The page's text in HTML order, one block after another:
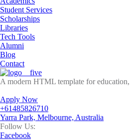
Student Services
Scholarships
Libraries
Tech Tools
Alumni
Blog
Contact
A modern HTML template for
Apply Now
+61485826710
Yarra Park, Melbourne, Australia
Follow Us:
Facebook